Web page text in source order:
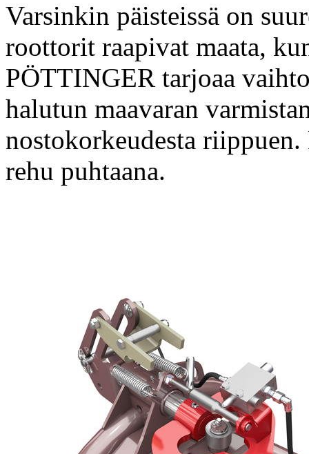
Varsinkin päisteissä on
roottorit raapivat maata,
PÖTTINGER tarjoaa
halutun maavaran
nostokorkeudesta
rehu puhtaana.